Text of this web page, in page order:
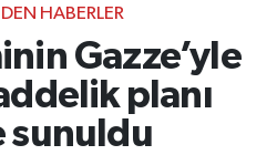
HABERLER
Gazze’yle
planı
sunuldu